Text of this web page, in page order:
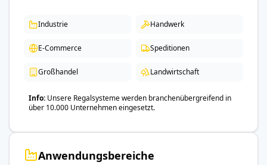
Industrie Handwerk
E-Commerce Speditionen
Großhandel Landwirtschaft
Info Unsere Regalsysteme werden branchenübergreifend in
über 10.000 Unternehmen eingesetzt.
Anwendungsbereiche